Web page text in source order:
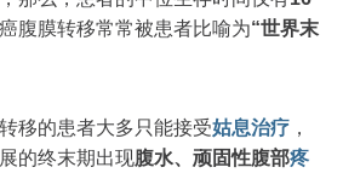
腹膜转移常常被患者比喻为“世界末
移的患者大多只能接受姑息治疗 ，
的终末期出现腹水、顽固性腹部疼